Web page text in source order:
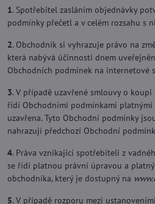
1. Spotřebitel zasláním objednávky
podmínky přečetl a v celém rozsahu s
2. Obchodník si vyhrazuje právo na
která nabývá účinnosti dnem
Obchodních podmínek na internetové
3. V případě uzavřené smlouvy o
řídí Obchodními podmínkami platnými
uzavřena. Tyto Obchodní podmínky
nahrazují předchozí Obchodní
4. Práva vznikající spotřebiteli z
se řídí platnou právní úpravou a
obchodníka, který je dostupný na
5. V případě rozporu mezi